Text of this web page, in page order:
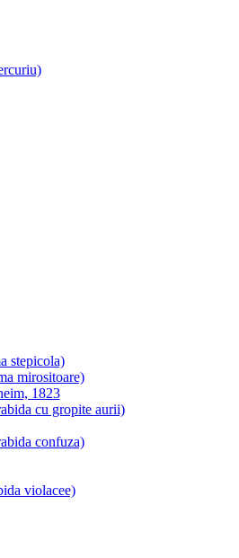
stepicola)
mirositoare)
1823
cu gropite aurii)
confuza)
violacee)